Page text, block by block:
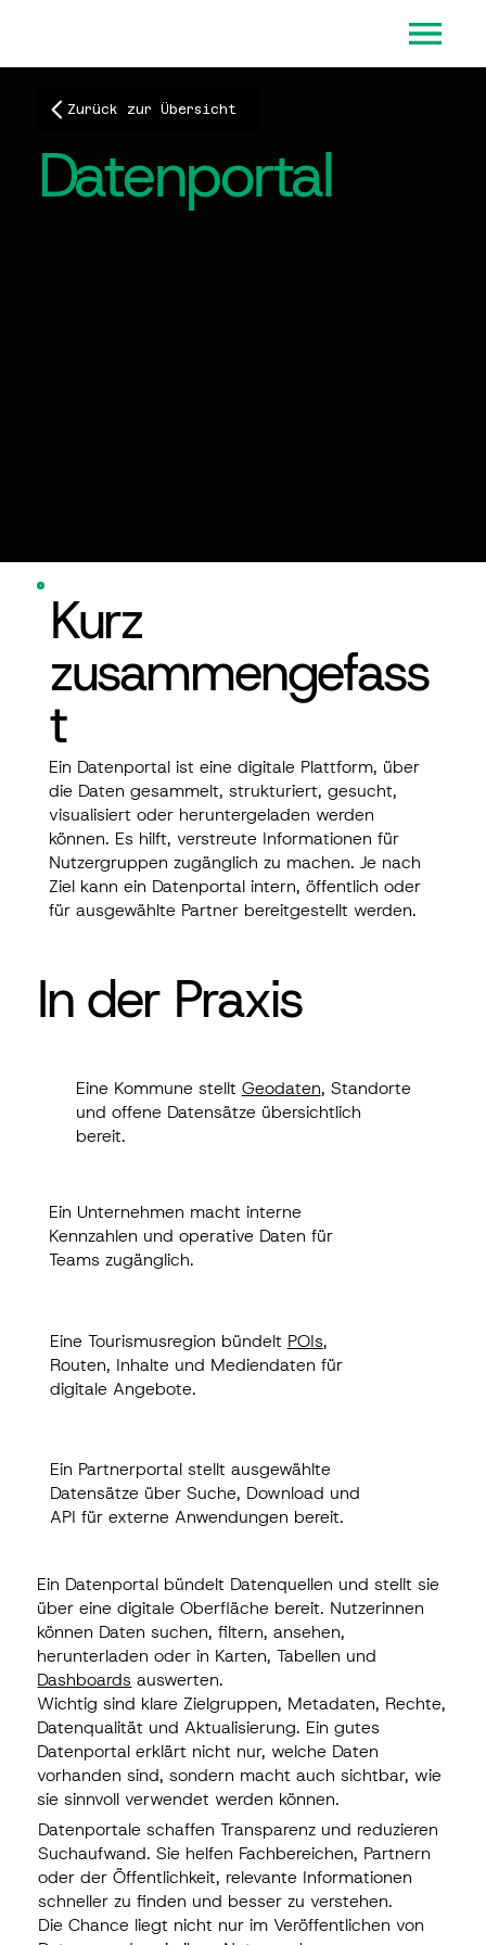
Zurück zur Übersicht
Datenportal
Kurz
zusammengefass
t
Ein Datenportal ist eine digitale Plattform, über
die Daten gesammelt, strukturiert, gesucht,
visualisiert oder heruntergeladen werden
können. Es hilft, verstreute Informationen für
Nutzergruppen zugänglich zu machen. Je nach
Ziel kann ein Datenportal intern, öffentlich oder
für ausgewählte Partner bereitgestellt werden.
In der Praxis
Eine Kommune stelltGeodaten, Standorte
und offene Datensätze übersichtlich bereit.
und operative Daten für Teams zugänglich.
Inhalte und Mediendaten für digitale
Angebote.
Datensätze über Suche, Download und
API für externe Anwendungen bereit.
In der Praxis
Eine Kommune stellt Geodaten, Standorte
und offene Datensätze übersichtlich
bereit.
Ein Unternehmen macht interne
Kennzahlen und operative Daten für
Teams zugänglich.
Eine Tourismusregion bündelt POIs,
Routen, Inhalte und Mediendaten für
digitale Angebote.
Ein Partnerportal stellt ausgewählte
Datensätze über Suche, Download und
API für externe Anwendungen bereit.
Ein Datenportal bündelt Datenquellen und stellt sie
über eine digitale Oberfläche bereit. Nutzerinnen
können Daten suchen, filtern, ansehen,
herunterladen oder in Karten, Tabellen und
Dashboards auswerten.
Wichtig sind klare Zielgruppen, Metadaten, Rechte,
Datenqualität und Aktualisierung. Ein gutes
Datenportal erklärt nicht nur, welche Daten
vorhanden sind, sondern macht auch sichtbar, wie
sie sinnvoll verwendet werden können.
Datenportale schaffen Transparenz und reduzieren
Suchaufwand. Sie helfen Fachbereichen, Partnern
oder der Öffentlichkeit, relevante Informationen
schneller zu finden und besser zu verstehen.
Die Chance liegt nicht nur im Veröffentlichen von